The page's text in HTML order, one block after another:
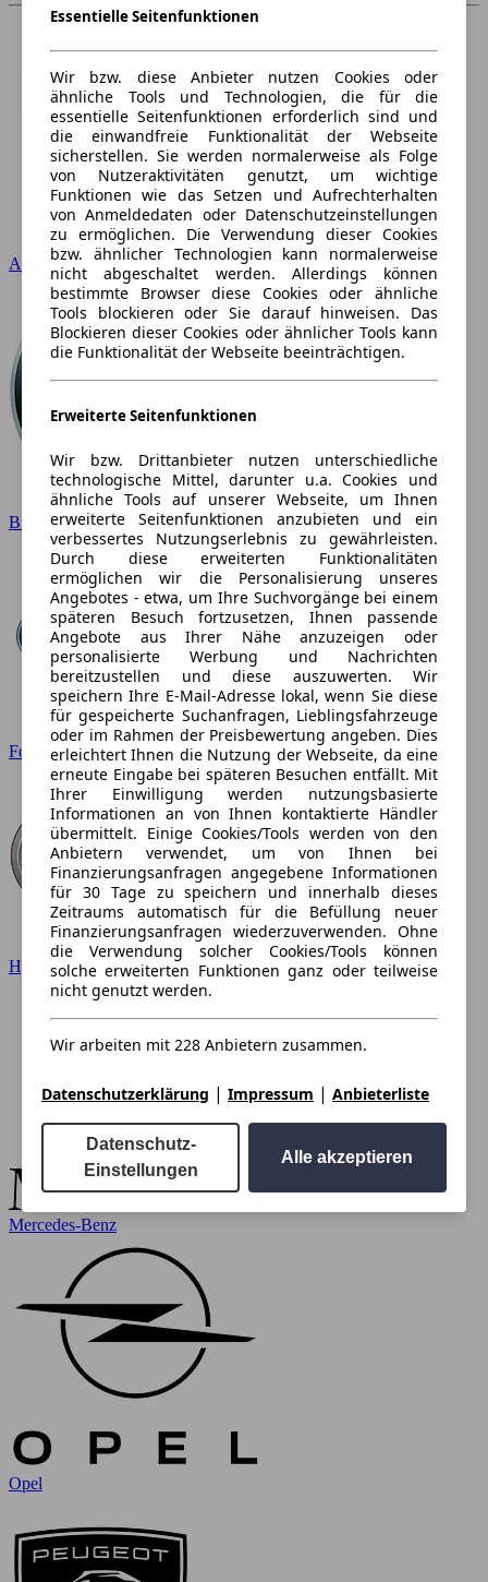
Audi
BMW
Ford
Hyundai
Mercedes-Benz
Opel
Essentielle Seitenfunktionen
Wir bzw. diese Anbieter nutzen Cookies oder
ähnliche Tools und Technologien, die für die
essentielle Seitenfunktionen erforderlich sind und
die einwandfreie Funktionalität der Webseite
sicherstellen. Sie werden normalerweise als Folge
von Nutzeraktivitäten genutzt, um wichtige
Funktionen wie das Setzen und Aufrechterhalten
von Anmeldedaten oder Datenschutzeinstellungen
zu ermöglichen. Die Verwendung dieser Cookies
bzw. ähnlicher Technologien kann normalerweise
nicht abgeschaltet werden. Allerdings können
bestimmte Browser diese Cookies oder ähnliche
Tools blockieren oder Sie darauf hinweisen. Das
Blockieren dieser Cookies oder ähnlicher Tools kann
die Funktionalität der Webseite beeinträchtigen.
Erweiterte Seitenfunktionen
Wir bzw. Drittanbieter nutzen unterschiedliche
technologische Mittel, darunter u.a. Cookies und
ähnliche Tools auf unserer Webseite, um Ihnen
erweiterte Seitenfunktionen anzubieten und ein
verbessertes Nutzungserlebnis zu gewährleisten.
Durch diese erweiterten Funktionalitäten
ermöglichen wir die Personalisierung unseres
Angebotes - etwa, um Ihre Suchvorgänge bei einem
späteren Besuch fortzusetzen, Ihnen passende
Angebote aus Ihrer Nähe anzuzeigen oder
personalisierte Werbung und Nachrichten
bereitzustellen und diese auszuwerten. Wir
speichern Ihre E-Mail-Adresse lokal, wenn Sie diese
für gespeicherte Suchanfragen, Lieblingsfahrzeuge
oder im Rahmen der Preisbewertung angeben. Dies
erleichtert Ihnen die Nutzung der Webseite, da eine
erneute Eingabe bei späteren Besuchen entfällt. Mit
Ihrer Einwilligung werden nutzungsbasierte
Informationen an von Ihnen kontaktierte Händler
übermittelt. Einige Cookies/Tools werden von den
Anbietern verwendet, um von Ihnen bei
Finanzierungsanfragen angegebene Informationen
für 30 Tage zu speichern und innerhalb dieses
Zeitraums automatisch für die Befüllung neuer
Finanzierungsanfragen wiederzuverwenden. Ohne
die Verwendung solcher Cookies/Tools können
solche erweiterten Funktionen ganz oder teilweise
nicht genutzt werden.
Wir arbeiten mit 228 Anbietern zusammen.
Datenschutzerklärung | Impressum | Anbieterliste
Datenschutz-
Einstellungen
Alle akzeptieren